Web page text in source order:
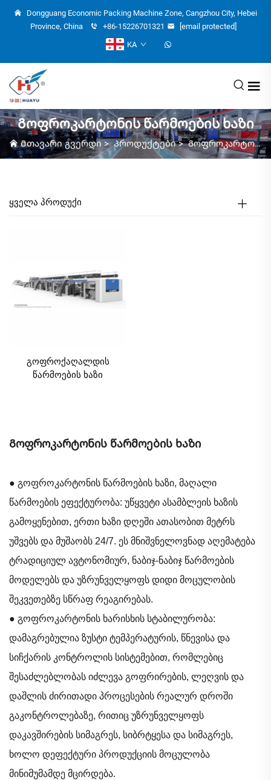
Dongguang Economic Packing Machine Zone, Cangzhou City, Hebei
Province, China
+86-15226701321
[email protected]
KA
Გოფროკარტონის წარმოების ხაზი
Მთავარი გვერდი>Პროდუქტები>Გოფროკარტონის წარმოების ხაზი
ᲧᲕᲔᲚᲐ ᲞᲠᲝᲓᲣᲥᲘ
გოფროქაღალდის
წარმოების ხაზი
Გოფროკარტონის წარმოების ხაზი
● გოფროკარტონის წარმოების ხაზი, მაღალი
წარმოების ეფექტურობა: უწყვეტი ასამბლეის ხაზის
გამოყენებით, ერთი ხაზი დღეში ათასობით მეტრს
უშვებს და მუშაობს 24/7. ეს მნიშვნელოვნად აღემატება
ტრადიციულ ავტონომიურ, ნაბიჯ-ნაბიჯ წარმოების
მოდელებს და უზრუნველყოფს დიდი მოცულობის
შეკვეთებზე სწრაფ რეაგირებას.
● გოფროკარტონის ხარისხის სტაბილურობა:
დამაგრებულია ზუსტი ტემპერატურის, წნევისა და
სიჩქარის კონტროლის სისტემებით, რომლებიც
შესაძლებლობას იძლევა გოფრირების, ლეღვის და
დაშლის ძირითადი პროცესების რეალურ დროში
გაკონტროლებაზე, რითიც უზრუნველყოფს
დაკავშირების სიმაგრეს, სიბრტყესა და სიმაგრეს,
ხოლო დეფექტური პროდუქციის მოცულობა
მინიმუმამდე მცირდება.